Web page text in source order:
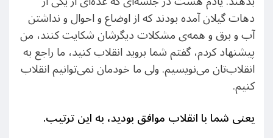
دهات گیلان آمده بودند که از اوضاع و احوال و نداشتن
آب و برق و همه‌ی مشکلات دیگرشان شکایت کنند، من
پیشنهاد کردم، گفتم شما بروید انقلاب کنید، ما راجع به
انقلاب‌تان می‌نویسیم. ولی ما خودمان نمی‌توانیم انقلاب
کنیم.
یعنی شما با انقلاب موافق بودید، به این ترتیب.